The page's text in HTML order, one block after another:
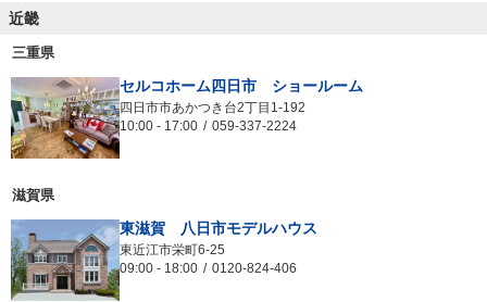
近畿
三重県
セルコホーム四日市 ショールーム
四日市市あかつき台2丁目1-192
10:00 - 17:00 059-337-2224
滋賀県
東滋賀 八日市モデルハウス
東近江市栄町6-25
09:00 - 18:00 0120-824-406